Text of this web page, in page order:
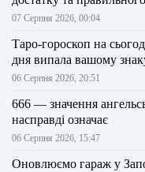
07 Серпня 2026, 00:04
Таро-гороскоп на
дня випала вашому
06 Серпня 2026, 20:51
666 — значення
насправді означає
06 Серпня 2026, 15:47
Оновлюємо гараж у